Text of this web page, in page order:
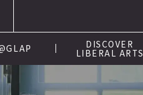
DISCOVER
LIBERAL ARTS